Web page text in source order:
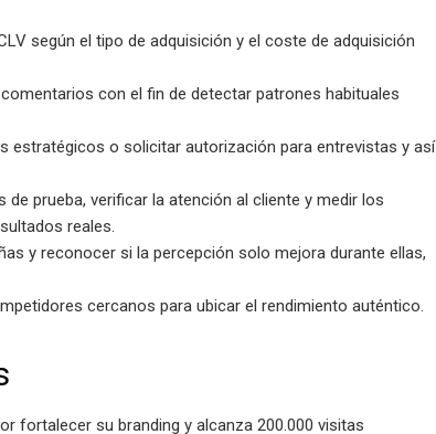
según el tipo de adquisición y el coste de adquisición
con el fin de detectar patrones habituales
estratégicos o solicitar autorización para entrevistas y así
de prueba, verificar la atención al cliente y medir los
reales.
y reconocer si la percepción solo mejora durante ellas,
cercanos para ubicar el rendimiento auténtico.
fortalecer su branding y alcanza 200.000 visitas